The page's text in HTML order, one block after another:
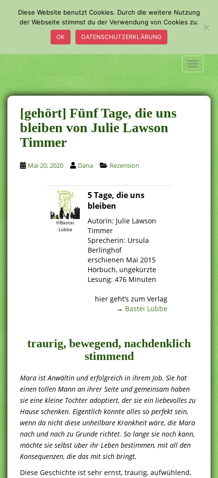
a
i
n
c
o
n
t
e
n
t
[gehört] Fünf Tage, die uns
bleiben von Julie Lawson
Timmer
Mai 20, 2020 Dana Rezension
©Bastei
Lübbe
5 Tage, die uns
bleiben
Autorin: Julie Lawson
Timmer
Sprecherin: Ursula
Berlinghof
erschienen Mai 2015
Hörbuch, ungekürzte
Lesung: 476 Minuten
hier geht’s zum Verlag
→ Bastei Lübbe
traurig, bewegend, nachdenklich
stimmend
Mara ist Anwältin und erfolgreich in ihrem Job. Sie hat
einen tollen Mann an ihrer Seite und gemeinsam haben
sie eine kleine Tochter adoptiert, der sie ein liebevolles zu
Hause schenken. Eigentlich könnte alles so perfekt sein,
wenn da nicht diese unheilbare Krankheit wäre, die Mara
nach und nach zu Grunde richtet. So lange sie noch kann,
möchte sie selbst über ihr Leben bestimmen, mit all den
Konsequenzen, die das mit sich bringt.
Diese Geschichte ist sehr ernst, traurig, aufwühlend,
Diese Website benutzt Cookies. Durch die weitere Nutzung
der Webseite stimmst du der Verwendung von Cookies zu.
OK DATENSCHUTZERKLÄRUNG